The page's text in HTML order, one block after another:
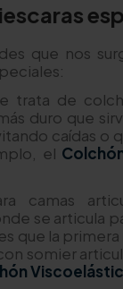
que nos
trata de
duro que
caídas o
el
camas
se articula
que la primera
somier